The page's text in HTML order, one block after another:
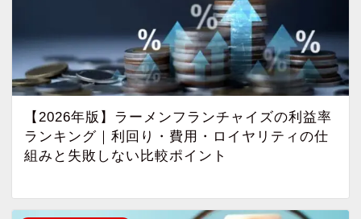
【2026年版】ラーメンフランチャイズの利益率
ランキング｜利回り・費用・ロイヤリティの仕
組みと失敗しない比較ポイント